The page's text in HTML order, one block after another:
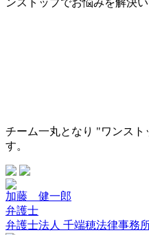
ンストップでお悩みを解決い
チーム一丸となり "ワンスト
す。
加藤 健一郎
弁護士
弁護士法人 千端穂法律事務